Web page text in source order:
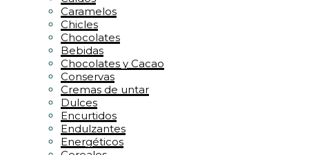
Caramelos
Chicles
Chocolates
Bebidas
Chocolates y Cacao
Conservas
Cremas de untar
Dulces
Encurtidos
Endulzantes
Energéticos